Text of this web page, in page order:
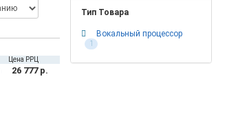
Цена РРЦ
26 777 р.
Тип Товара
Вокальный процессор
1